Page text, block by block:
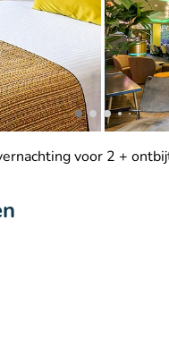
voor 2 +